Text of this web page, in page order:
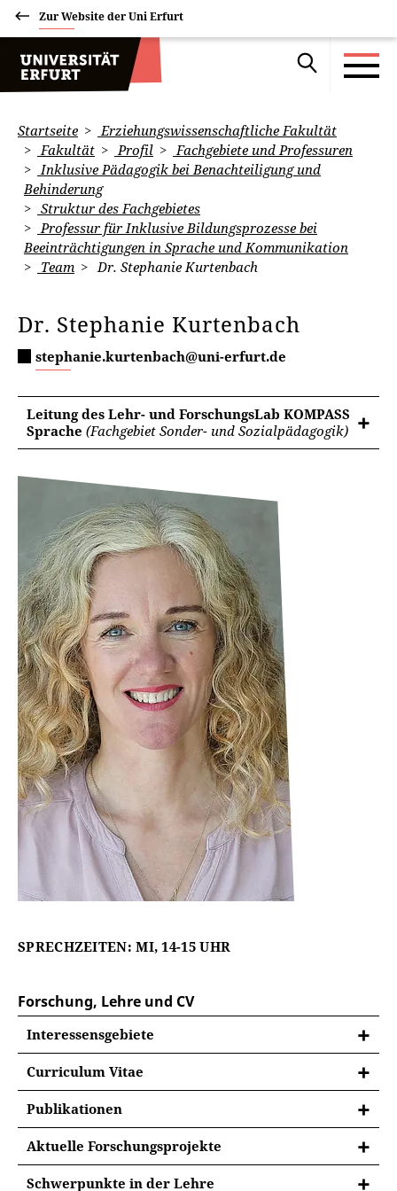
Zur Website der Uni Erfurt
Startseite
Erziehungswissenschaftliche Fakultät
Fakultät
Profil
Fachgebiete und Professuren
Inklusive Pädagogik bei Benachteiligung und
Behinderung
Struktur des Fachgebietes
Professur für Inklusive Bildungsprozesse bei
Beeinträchtigungen in Sprache und Kommunikation
Team
Dr. Stephanie Kurtenbach
Dr. Stephanie Kurtenbach
stephanie.kurtenbach@uni-erfurt.de
Leitung des Lehr- und ForschungsLab KOMPASS
Sprache (Fachgebiet Sonder- und Sozialpädagogik)
SPRECHZEITEN: MI, 14-15 UHR
Forschung, Lehre und CV
Interessensgebiete
Curriculum Vitae
seit 2025 Leitung des Lehr- und Forschungs-Lab
Fakultät, Universität Erfurt
2008 Promotion, Martin-Luther-Universität Halle-
Wittenberg, Philosophische Fakultät II –
Publikationen
Vollständige Publikationsliste Dr. Stephanie
Kurtenbach (Stand 10/2025)
Aktuelle Forschungsprojekte
Entwicklung argumentativer Fähigkeiten im
Schwerpunkte in der Lehre